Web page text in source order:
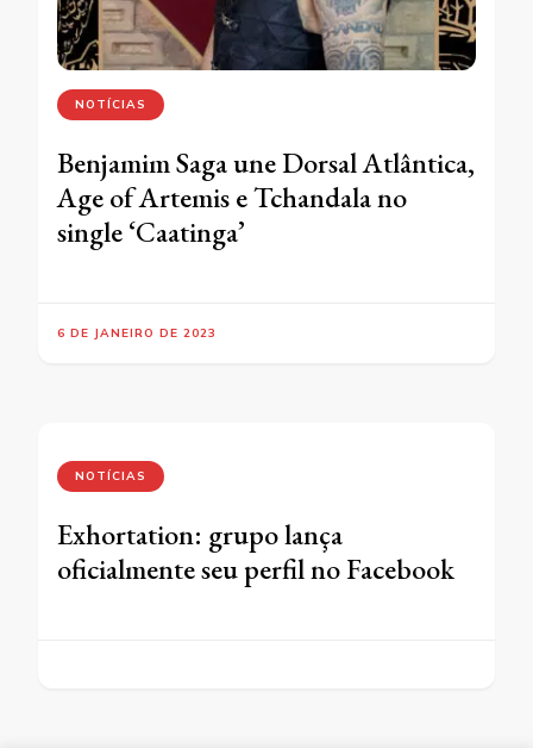
NOTÍCIAS
Benjamim Saga une Dorsal Atlântica,
Age of Artemis e Tchandala no
single ‘Caatinga’
6 DE JANEIRO DE 2023
NOTÍCIAS
Exhortation: grupo lança
oficialmente seu perfil no Facebook